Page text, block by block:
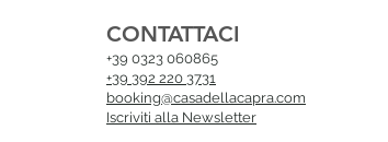
CONTATTACI
+39 0323 060865
+39 392 220 3731
booking@casadellacapra.com
Iscriviti alla Newsletter